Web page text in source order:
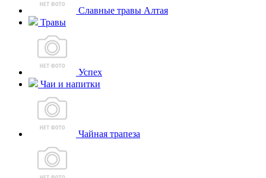
Славные травы Алтая
Травы
Успех
Чаи и напитки
Чайная трапеза